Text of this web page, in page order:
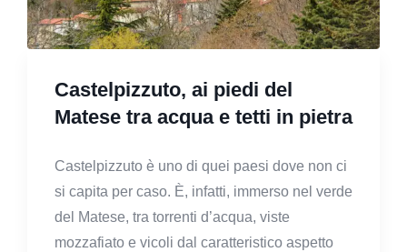
Castelpizzuto, ai piedi del
Matese tra acqua e tetti in pietra
Castelpizzuto è uno di quei paesi dove non ci
si capita per caso. È, infatti, immerso nel verde
del Matese, tra torrenti d’acqua, viste
mozzafiato e vicoli dal caratteristico aspetto